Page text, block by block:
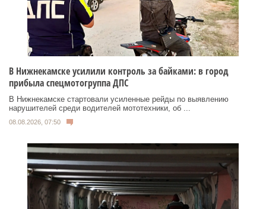
В Нижнекамске усилили контроль за байками: в город
прибыла спецмотогруппа ДПС
В Нижнекамске стартовали усиленные рейды по выявлению
нарушителей среди водителей мототехники, об ...
08.08.2026, 07:50